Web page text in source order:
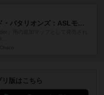
ドゥームド・バタリオンズ：ASLモジュール11
版はこちら